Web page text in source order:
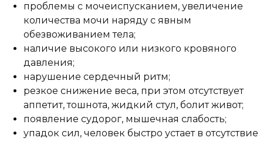
проблемы с мочеиспусканием, увеличение
количества мочи наряду с явным
обезвоживанием тела;
наличие высокого или низкого кровяного
давления;
нарушение сердечный ритм;
резкое снижение веса, при этом отсутствует
аппетит, тошнота, жидкий стул, болит живот;
появление судорог, мышечная слабость;
упадок сил, человек быстро устает в отсутствие